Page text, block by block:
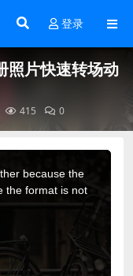
登录
照片快速转场动
415 0
because the
the format is not